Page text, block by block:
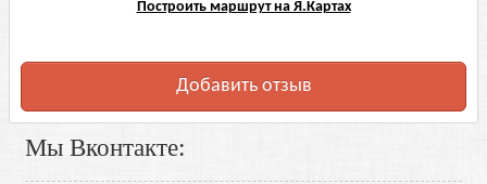
Построить маршрут на Я.Картах
Добавить отзыв
Мы Вконтакте: